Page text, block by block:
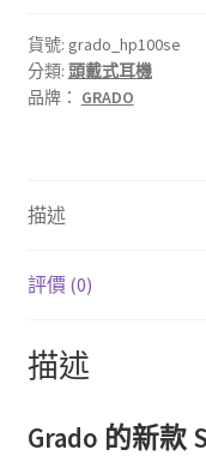
Signature
HP100
SE
耳
數
貨號: grado_hp100se
分類: 頭戴式耳機
品牌： GRADO
描述
評價 (0)
描述
Grado 的新款